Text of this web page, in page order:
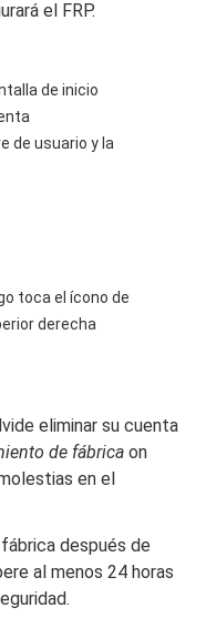
el FRP.
de inicio
de usuario y la
toca el ícono de
derecha
eliminar su cuenta
de fábrica on
en el
después de
al menos 24 horas